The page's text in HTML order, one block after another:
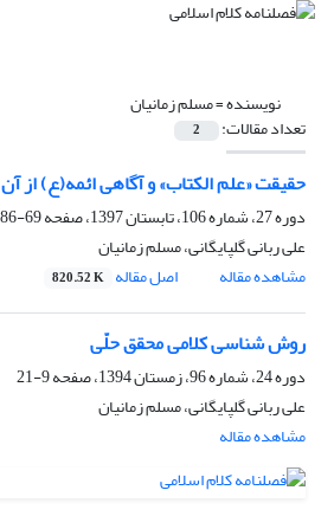
نویسنده =مسلم زمانیان
تعداد مقالات: 2
حقیقت «علم الکتاب» و آگاهی ائمه(ع) از آن
دوره 27، شماره 106، تابستان 1397، صفحه
69-86
علی ربانی گلپایگانی، مسلم زمانیان
مشاهده مقاله
اصل مقاله 820.52 K
روش شناسی کلامی محقق حلّی
دوره 24، شماره 96، زمستان 1394، صفحه
9-21
علی ربانی گلپایگانی، مسلم زمانیان
مشاهده مقاله